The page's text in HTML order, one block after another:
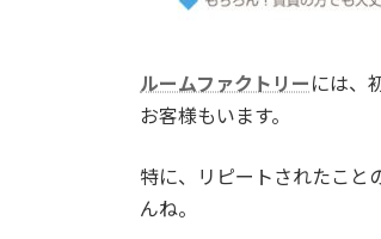
ルームファクトリー には、
お客様もいます。
特に、リピートされたこと
んね。